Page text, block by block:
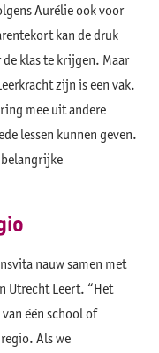
Aurélie ook voor
kan de druk
klas te krijgen. Maar
zijn is een vak.
mee uit andere
lessen kunnen geven.
nauw samen met
Utrecht Leert. “Het
één school of
Als we